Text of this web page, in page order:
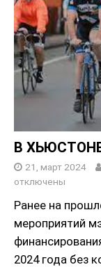
В
21, март 2024
отключены
Ранее на
мероприятий
2024 года без